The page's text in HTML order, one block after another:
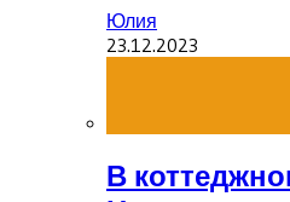
Юлия
23.12.2023
В